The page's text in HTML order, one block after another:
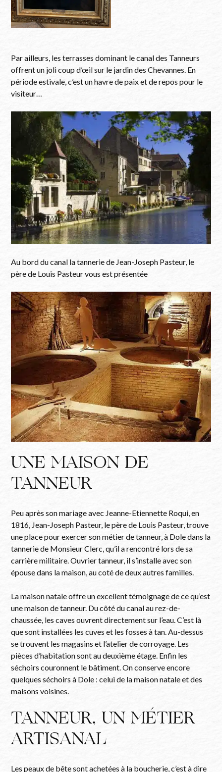
Par ailleurs, les terrasses dominant le canal des Tanneurs
offrent un joli coup d’œil sur le jardin des Chevannes. En
période estivale, c’est un havre de paix et de repos pour le
visiteur…
Au bord du canal la tannerie de Jean-Joseph Pasteur, le
père de Louis Pasteur vous est présentée
UNE MAISON DE
TANNEUR
Peu après son mariage avec Jeanne-Etiennette Roqui, en
1816, Jean-Joseph Pasteur, le père de Louis Pasteur, trouve
une place pour exercer son métier de tanneur, à Dole dans la
tannerie de Monsieur Clerc, qu’il a rencontré lors de sa
carrière militaire. Ouvrier tanneur, il s’installe avec son
épouse dans la maison, au coté de deux autres familles.
La maison natale offre un excellent témoignage de ce qu’est
une maison de tanneur. Du côté du canal au rez-de-
chaussée, les caves ouvrent directement sur l’eau. C’est là
que sont installées les cuves et les fosses à tan. Au-dessus
se trouvent les magasins et l’atelier de corroyage. Les
pièces d’habitation sont au deuxième étage. Enfin les
séchoirs couronnent le bâtiment. On conserve encore
quelques séchoirs à Dole : celui de la maison natale et des
maisons voisines.
TANNEUR, UN MÉTIER
ARTISANAL
Les peaux de bête sont achetées à la boucherie, c’est à dire